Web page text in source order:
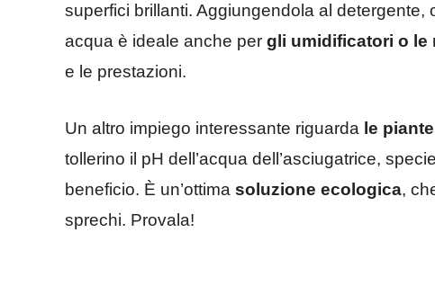
superfici brillanti. Aggiungendola al detergente,
acqua è ideale anche per gli umidificatori o le
e le prestazioni.
Un altro impiego interessante riguarda le
tollerino il pH dell’acqua dell’asciugatrice,
beneficio. È un’ottima soluzione ecologica,
sprechi. Provala!